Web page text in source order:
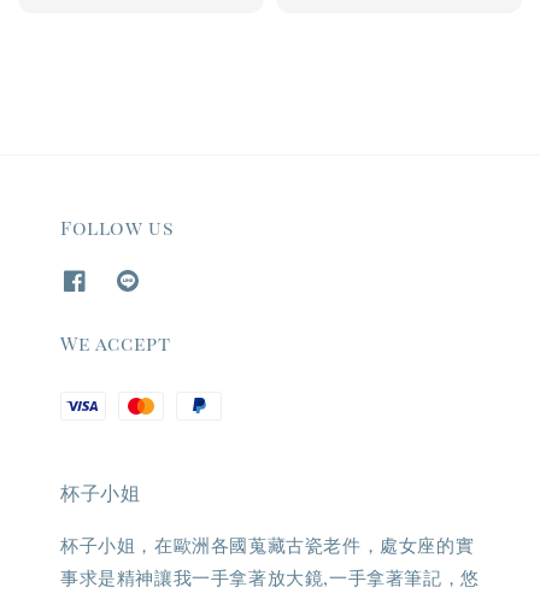
Follow us
We accept
杯子小姐
杯子小姐，在歐洲各國蒐藏古瓷老件，處女座的實
事求是精神讓我一手拿著放大鏡,一手拿著筆記，悠